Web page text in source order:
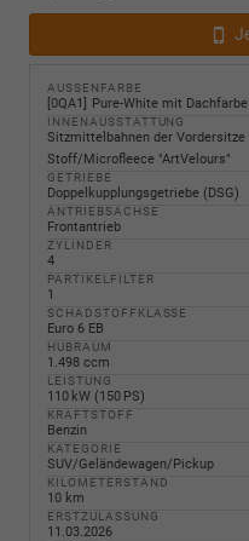
AUSSENFARBE
0QA1 Pure-White mit
INNENAUSSTATTUNG
Sitzmittelbahnen der
Stoff/Microfleece "ArtVelours"
GETRIEBE
Doppelkupplungsgetriebe (DSG)
ANTRIEBSACHSE
Frontantrieb
ZYLINDER
4
PARTIKELFILTER
1
SCHADSTOFFKLASSE
Euro 6 EB
HUBRAUM
1.498 ccm
LEISTUNG
110 kW (150 PS)
KRAFTSTOFF
Benzin
KATEGORIE
SUV/Geländewagen/Pickup
KILOMETERSTAND
10 km
ERSTZULASSUNG
11.03.2026